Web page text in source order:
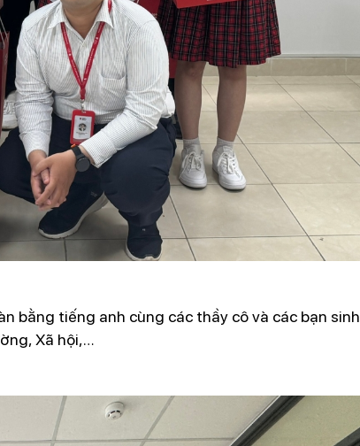
bằng tiếng anh cùng các thầy cô và các bạn sinh
Xã hội,…